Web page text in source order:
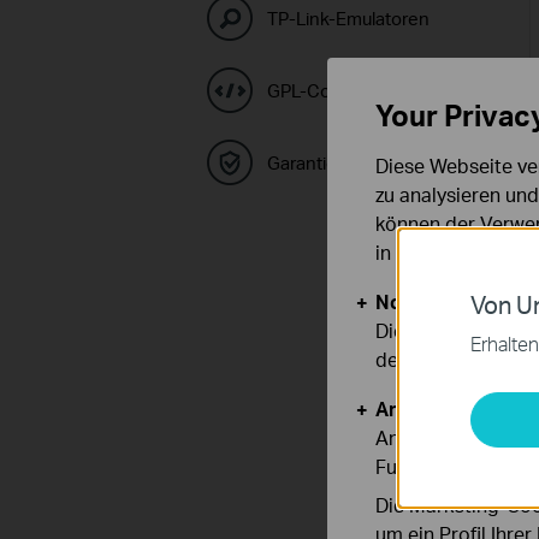
TP-Link-Emulatoren
GPL-Code-Center
Garantie
Von
Your
Diese Webseite
zu analysieren
können der
in unseren
Notwendige
Diese Cookies
deaktiviert
Analyse- und
Analyse-Cookies
Funktionsweise
Die Marketing-
um ein Profil Ihrer